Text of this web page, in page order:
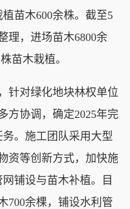
苗木600余株。截至5
理，进场苗木6800余
苗木栽植。
对绿化地块林权单位
方协调，确定2025年完
。施工团队采用大型
资等创新方式，加快施
铺设与苗木补植。目
700余棵，铺设水利管